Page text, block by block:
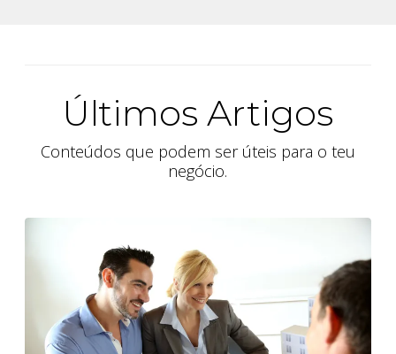
Últimos Artigos
Conteúdos que podem ser úteis para o teu
negócio.